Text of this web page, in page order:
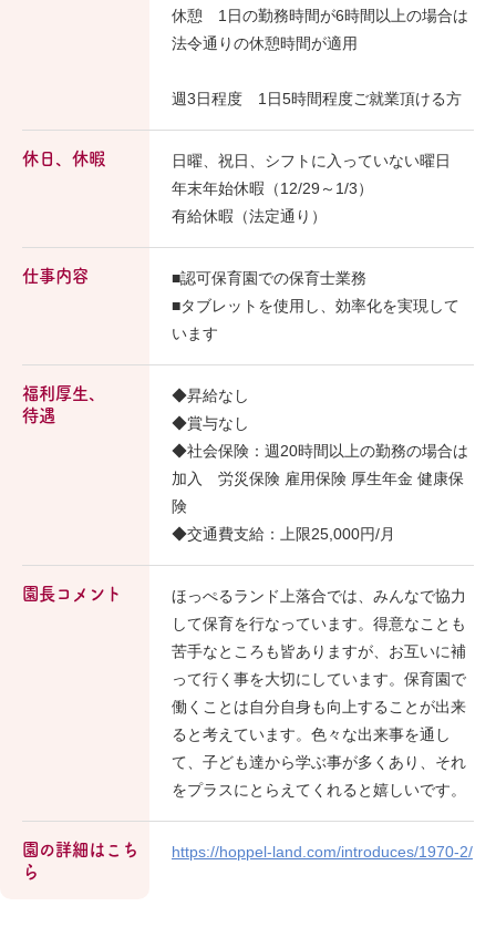
休憩 1日の勤務時間が6時間以上の場合は
法令通りの休憩時間が適用
週3日程度 1日5時間程度ご就業頂ける方
休日、休暇
日曜、祝日、シフトに入っていない曜日
年末年始休暇（12/29～1/3）
有給休暇（法定通り）
仕事内容
■認可保育園での保育士業務
■タブレットを使用し、効率化を実現して
います
福利厚生、
待遇
◆昇給なし
◆賞与なし
◆社会保険：週20時間以上の勤務の場合は
加入 労災保険 雇用保険 厚生年金 健康保
険
◆交通費支給：上限25,000円/月
園長コメント
ほっぺるランド上落合では、みんなで協力
して保育を行なっています。得意なことも
苦手なところも皆ありますが、お互いに補
って行く事を大切にしています。保育園で
働くことは自分自身も向上することが出来
ると考えています。色々な出来事を通し
て、子ども達から学ぶ事が多くあり、それ
をプラスにとらえてくれると嬉しいです。
園の詳細はこち
ら
https://hoppel-land.com/introduces/1970-2/